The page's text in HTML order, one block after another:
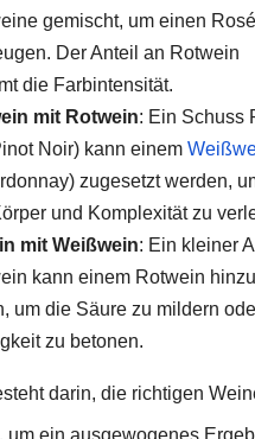
gemischt, um einen
Der Anteil an Rotwein
die Farbintensität.
mit Rotwein: Ein Schuss
Noir) kann einem
zugesetzt werden,
und Komplexität zu
mit Weißwein: Ein kleiner
kann einem Rotwein
um die Säure zu mildern
zu betonen.
darin, die richtigen
um ein ausgewogenes